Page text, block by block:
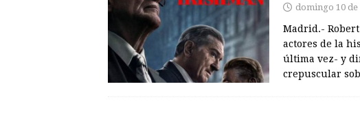
domingo 10
Madrid.-
actores de la
última vez- y
crepuscular